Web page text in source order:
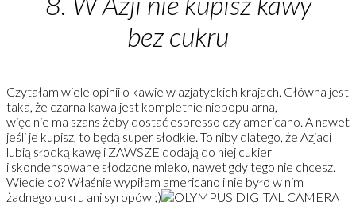
bez cukru
Czytałam wiele opinii o kawie w azjatyckich krajach. Główna jest
taka, że czarna kawa jest kompletnie niepopularna,
więc nie ma szans żeby dostać espresso czy americano. A nawet
jeśli je kupisz, to będą super słodkie. To niby dlatego, że Azjaci
lubią słodką kawę i ZAWSZE dodają do niej cukier
i skondensowane słodzone mleko, nawet gdy tego nie chcesz.
Wiecie co? Właśnie wypiłam americano i nie było w nim
żadnego cukru ani syropów ;)